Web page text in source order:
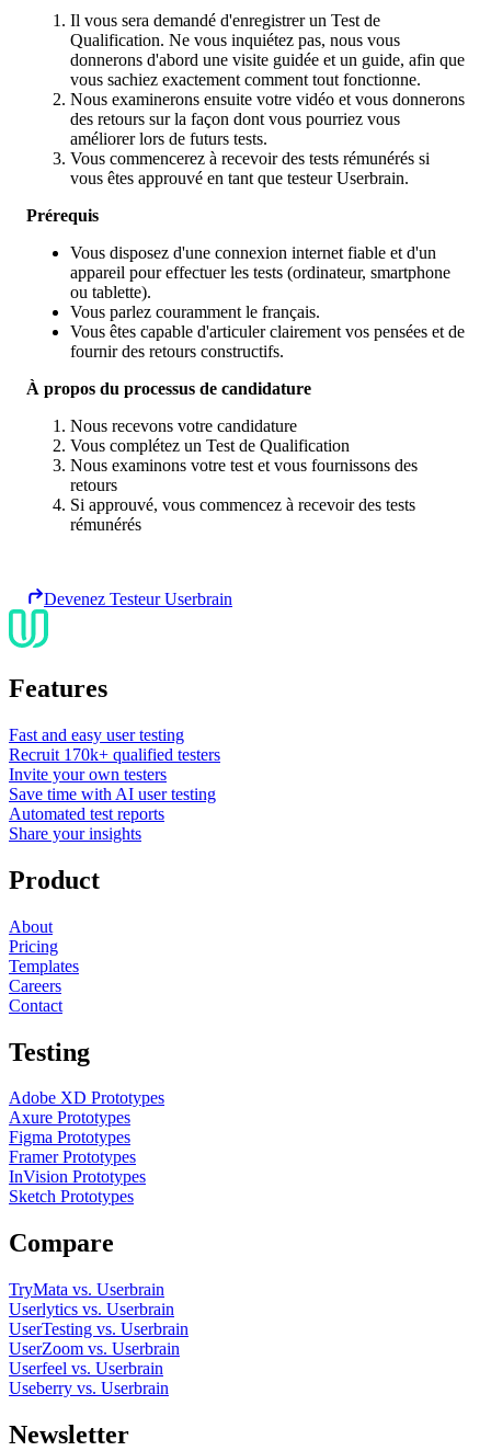
Il vous sera demandé d'enregistrer un Test de
Qualification. Ne vous inquiétez pas, nous vous
donnerons d'abord une visite guidée et un guide, afin que
vous sachiez exactement comment tout fonctionne.
Nous examinerons ensuite votre vidéo et vous donnerons
des retours sur la façon dont vous pourriez vous
améliorer lors de futurs tests.
Vous commencerez à recevoir des tests rémunérés si
vous êtes approuvé en tant que testeur Userbrain.
Prérequis
Vous disposez d'une connexion internet fiable et d'un
appareil pour effectuer les tests (ordinateur, smartphone
ou tablette).
Vous parlez couramment le français.
Vous êtes capable d'articuler clairement vos pensées et de
fournir des retours constructifs.
À propos du processus de candidature
Nous recevons votre candidature
Vous complétez un Test de Qualification
Nous examinons votre test et vous fournissons des
retours
Si approuvé, vous commencez à recevoir des tests
rémunérés
Devenez Testeur Userbrain
Features
Fast and easy user testing
Recruit 170k+ qualified testers
Invite your own testers
Save time with AI user testing
Automated test reports
Share your insights
Product
About
Pricing
Templates
Careers
Contact
Testing
Adobe XD Prototypes
Axure Prototypes
Figma Prototypes
Framer Prototypes
InVision Prototypes
Sketch Prototypes
Compare
TryMata vs. Userbrain
Userlytics vs. Userbrain
UserTesting vs. Userbrain
UserZoom vs. Userbrain
Userfeel vs. Userbrain
Useberry vs. Userbrain
Newsletter